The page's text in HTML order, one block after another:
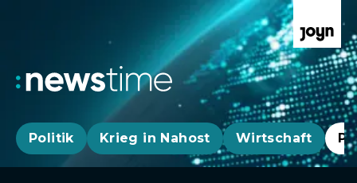
Politik Krieg in Nahost Wirtschaft